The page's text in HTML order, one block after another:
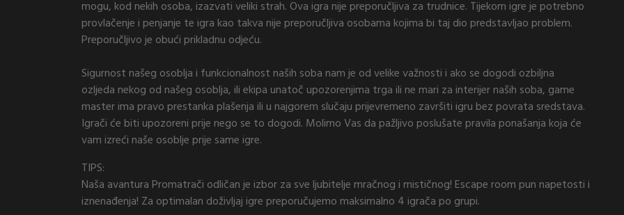
mogu, kod nekih osoba, izazvati veliki strah. Ova igra nije preporučljiva za trudnice. Tijekom igre je potrebno
provlačenje i penjanje te igra kao takva nije preporučljiva osobama kojima bi taj dio predstavljao problem.
Preporučljivo je obući prikladnu odjeću.
Sigurnost našeg osoblja i funkcionalnost naših soba nam je od velike važnosti i ako se dogodi ozbiljna
ozljeda nekog od našeg osoblja, ili ekipa unatoč upozorenjima trga ili ne mari za interijer naših soba, game
master ima pravo prestanka plašenja ili u najgorem slučaju prijevremeno završiti igru bez povrata sredstava.
Igrači će biti upozoreni prije nego se to dogodi. Molimo Vas da pažljivo poslušate pravila ponašanja koja će
vam izreći naše osoblje prije same igre.
TIPS:
Naša avantura Promatrači odličan je izbor za sve ljubitelje mračnog i mističnog! Escape room pun napetosti i
iznenađenja! Za optimalan doživljaj igre preporučujemo maksimalno 4 igrača po grupi.